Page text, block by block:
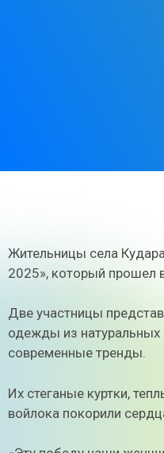
Жительницы села
2025», который прошел
Две участницы
одежды из натуральных
современные тренды.
Их стеганые куртки,
войлока покорили